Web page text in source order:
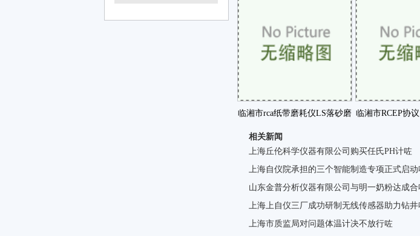
临湘市rca纸带磨耗仪LS落砂磨
耗仪市场上的发咗
临湘市RCEP协
相关新闻
上海丘伦科学仪器有限公司购买任氏PH计咗
上海自仪院承担的三个智能制造专项正式启动
山东金普分析仪器有限公司与明一奶粉达成合
上海上自仪三厂成功研制无线传感器助力钻井
上海市质监局对问题体温计决不放行咗